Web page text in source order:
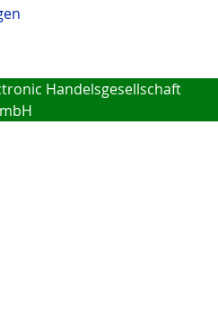
Handelsgesellschaft
mbH